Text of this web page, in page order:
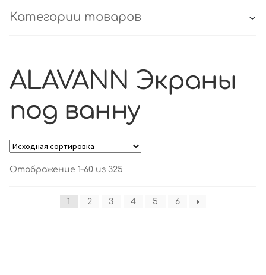
Категории товаров
ALAVANN Экраны
под ванну
Отображение 1–60 из 325
1 2 3 4 5 6